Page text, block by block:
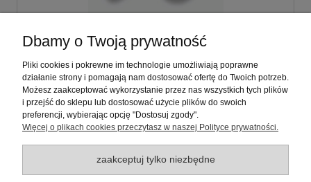
Śruba napędowa 12 1/4 x 15 Johnson:
40,48,50,60,75KM Typ: JU48
556,00 zł
zawiera 23% VAT, bez kosztów dostawy
Dbamy o Twoją prywatność
Pliki cookies i pokrewne im technologie umożliwiają poprawne
działanie strony i pomagają nam dostosować ofertę do Twoich potrzeb.
Możesz zaakceptować wykorzystanie przez nas wszystkich tych plików
i przejść do sklepu lub dostosować użycie plików do swoich
preferencji, wybierając opcję "Dostosuj zgody".
Więcej o plikach cookies przeczytasz w naszej Polityce prywatności.
zaakceptuj tylko niezbędne